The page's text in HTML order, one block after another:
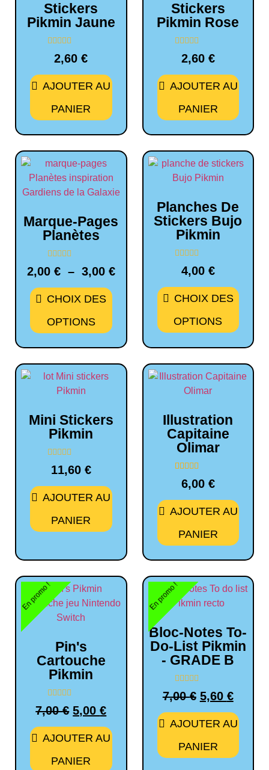
Stickers
Pikmin Jaune
Note
2,60€
AJOUTER AU
PANIER
Stickers
Pikmin Rose
Note
2,60 €
AJOUTER AU
PANIER
Marque-Pages
Planètes
Note
0
2,00 € – 3,00 €
CHOIX DES
OPTIONS
Planches De
Stickers Bujo
Pikmin
Note
4,00 €
CHOIX DES
OPTIONS
Mini Stickers
Pikmin
Note
011,60 €
AJOUTER AU
PANIER
Illustration
Capitaine
Olimar
Noté
5.00
client
6,00 €
AJOUTER AU
PANIER
Pin's
Cartouche
Pikmin
Note
0
En promo !
7,00€ 5,00€
AJOUTER AU
PANIER
Bloc-Notes To-
Do-List Pikmin
- GRADE B
Note
0
En promo !
7,00€ 5,60 €
AJOUTER AU
PANIER